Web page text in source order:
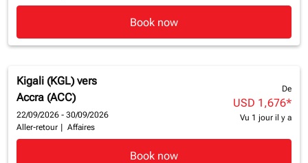
Book now
Kigali (KGL) vers
Accra (ACC)
22/09/2026 - 30/09/2026
Aller-retour
Affaires
De
USD 1,676*
Vu 1 jour il y a
Book now